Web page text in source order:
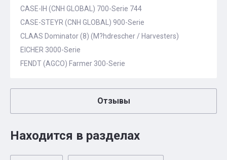
CASE-IH (CNH GLOBAL) 700-Serie 744
CASE-STEYR (CNH GLOBAL) 900-Serie
CLAAS Dominator (8) (M?hdrescher / Harvesters)
EICHER 3000-Serie
FENDT (AGCO) Farmer 300-Serie
Отзывы
Находится в разделах